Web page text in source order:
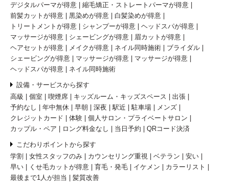
デジタルパーマが得意
縮毛矯正・ストレートパーマが得意
前髪カットが得意
黒染めが得意
白髪染めが得意
トリートメントが得意
シャンプーが得意
ヘッドスパが得意
マッサージが得意
シェービングが得意
眉カットが得意
ヘアセットが得意
メイクが得意 ネイル同時施術
ブライダル
シェービングが得意
マッサージが得意
マッサージが得意
ヘッドスパが得意
ネイル同時施術
設備・サービスから探す
高級
個室 喫煙席 キッズルーム・キッズスペース
出張
予約なし
年中無休 早朝 深夜 駅近 駐車場
メンズ
クレジットカード
体験
個人サロン・プライベートサロン
カップル・ペア
ロング料金なし 当日予約 QRコード決済
こだわりポイントから探す
学割
女性スタッフのみ カウンセリング重視 ベテラン
安い
早い
くせ毛カットが得意 育毛・発毛 イケメン
カラーリスト
最後まで1人が担当
髪質改善